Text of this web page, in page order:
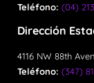
Teléfono: (04)
Dirección
4116 NW 88th
Teléfono: (347)